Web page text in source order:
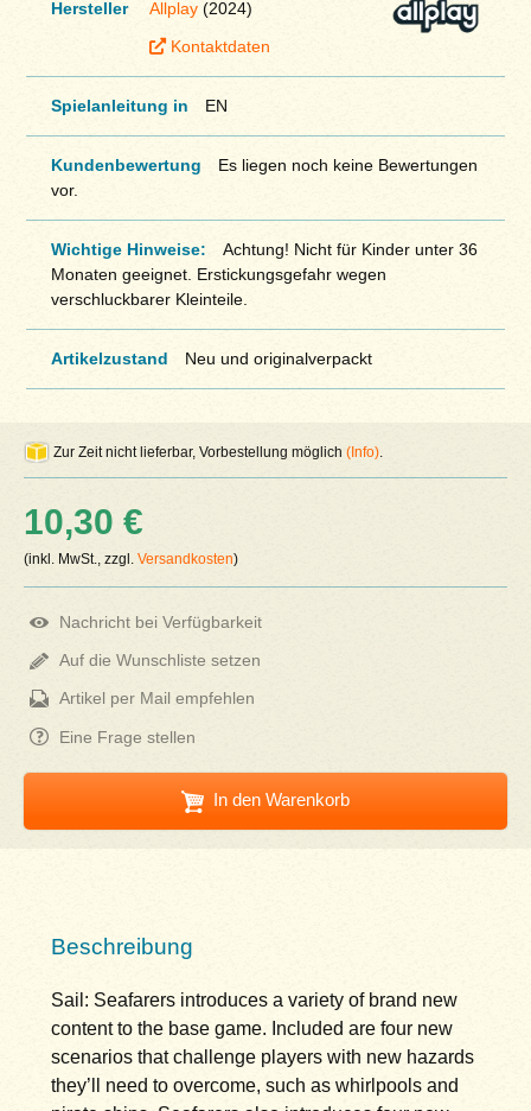
Hersteller Allplay(2024)
Kontaktdaten
Spielanleitung in EN
Kundenbewertung
Es liegen noch keine Bewertungen
vor.
Wichtige Hinweise:
Achtung! Nicht für Kinder unter 36
Monaten geeignet. Erstickungsgefahr wegen
verschluckbarer Kleinteile.
Artikelzustand Neu und originalverpackt
Zur Zeit nicht lieferbar, Vorbestellung möglich(Info)
10,30 €
(inkl. MwSt., zzgl.Versandkosten)
Nachricht bei Verfügbarkeit
Auf die Wunschliste setzen
Artikel per Mail empfehlen
Eine Frage stellen
In den Warenkorb
Beschreibung
Sail: Seafarers introduces a variety of brand new
content to the base game. Included are four new
scenarios that challenge players with new hazards
they’ll need to overcome, such as whirlpools and